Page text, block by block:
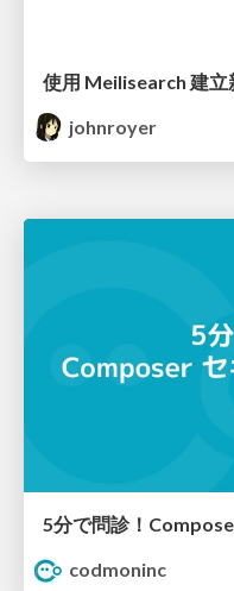
使用 Meilisearch 建立
johnroyer
5分で問診！
codmoninc